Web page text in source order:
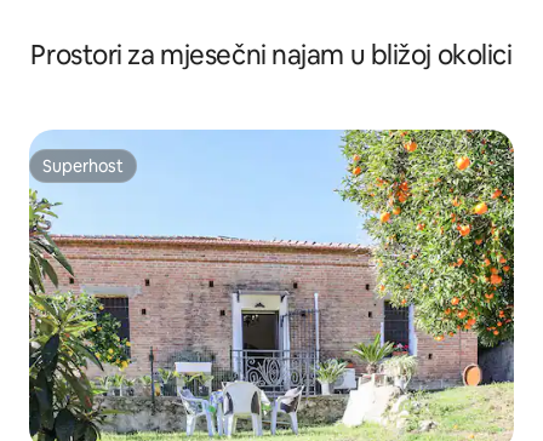
Prostori za mjesečni najam u bližoj okolici
Superhost
Superhost